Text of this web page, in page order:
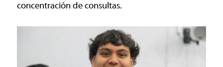
concentración de consultas.